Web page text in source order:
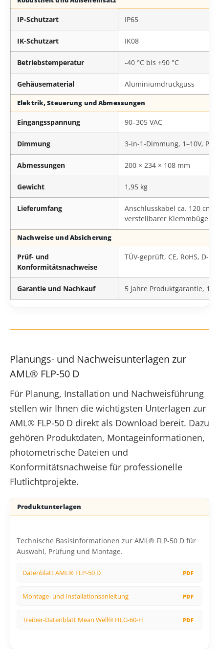
IP-Schutzart IP65
IK-Schutzart IK08
Betriebstemperatur -40 °C bis +90 °C
Gehäusematerial Aluminiumdruckguss
Elektrik, Steuerung und Abmessungen
Eingangsspannung 90–305 VAC
Dimmung 3-in-1-Dimmung, 1–10V,
Abmessungen 200 × 234 × 108 mm
Gewicht 1,95 kg
Lieferumfang
Anschlusskabel ca. 120 cm,
verstellbarer Klemmbügel
Nachweise und Absicherung
Prüf- und
Konformitätsnachweise
TÜV-geprüft, CE, RoHS, D-
Garantie und Nachkauf 5 Jahre Produktgarantie, 10
Planungs- und Nachweisunterlagen zur
AML® FLP-50 D
Für Planung, Installation und Nachweisführung
stellen wir Ihnen die wichtigsten Unterlagen zur
AML® FLP-50 D direkt als Download bereit. Dazu
gehören Produktdaten, Montageinformationen,
photometrische Dateien und
Konformitätsnachweise für professionelle
Flutlichtprojekte.
Produktunterlagen
Technische Basisinformationen zur AML® FLP-50 D für
Auswahl, Prüfung und Montage.
Datenblatt AML® FLP-50 D
Montage- und Installationsanleitung
Treiber-Datenblatt Mean Well® HLG-60-H